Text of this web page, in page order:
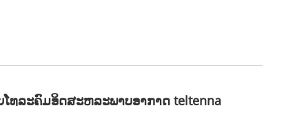
ໂທລະຄົມອິດສະຫລະພາບອາກາດ teltenna